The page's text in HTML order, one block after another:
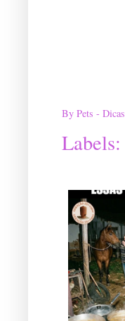
By Pets - Dicas
Labels: